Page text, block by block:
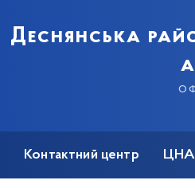
Деснянська
Контактний центр